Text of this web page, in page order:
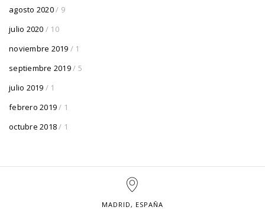
agosto 2020/ 9
julio 2020 / 10
noviembre 2019 / 1
septiembre 2019/ 5
julio 2019 / 1
febrero 2019/ 1
octubre 2018/ 1
MADRID, ESPAÑA